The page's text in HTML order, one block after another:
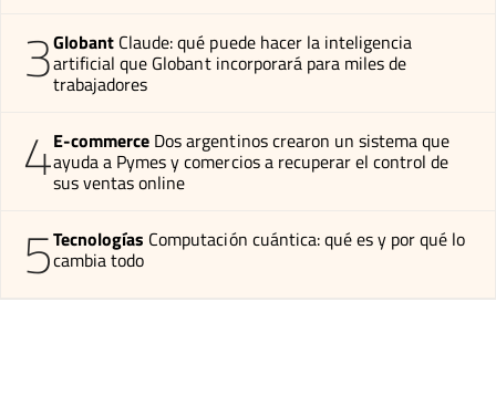
3Globant Claude: qué puede hacer la inteligencia
artificial que Globant incorporará para miles de
trabajadores
4E-commerce Dos argentinos crearon un sistema que
ayuda a Pymes y comercios a recuperar el control de
sus ventas online
5Tecnologías Computación cuántica: qué es y por qué lo
cambia todo